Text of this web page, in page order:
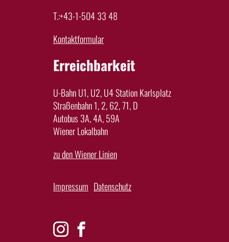
T.:+43-1-504 33 48
Kontaktformular
Erreichbarkeit
U-Bahn U1, U2, U4 Station Karlsplatz
Straßenbahn 1, 2, 62, 71, D
Autobus 3A, 4A, 59A
Wiener Lokalbahn
zu den Wiener Linien
Impressum Datenschutz